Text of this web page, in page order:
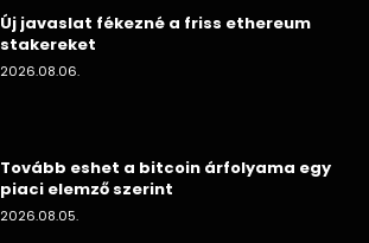
Új javaslat fékezné a friss ethereum
stakereket
2026.08.06.
Tovább eshet a bitcoin árfolyama egy
piaci elemző szerint
2026.08.05.